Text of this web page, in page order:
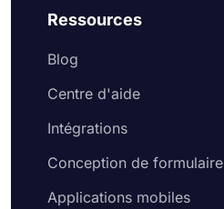
Ressources
Blog
Centre d'aide
Intégrations
Conception de formulaire
Applications mobiles